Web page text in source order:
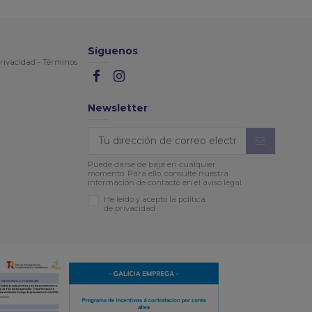
- Términos
Síguenos
Newsletter
Puede darse de baja en cualquier
momento. Para ello, consulte nuestra
información de contacto en el aviso legal.
He leído y acepto la política
de privacidad